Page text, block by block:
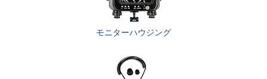
モニターハウジング